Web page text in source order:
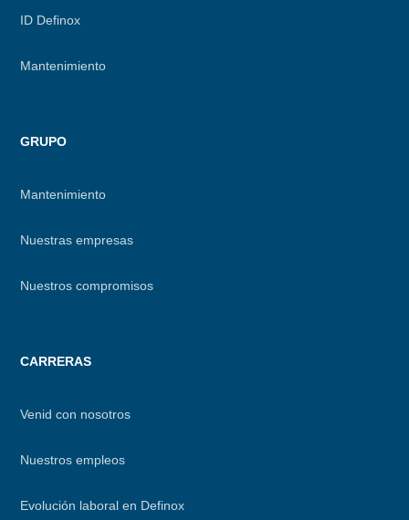
ID Definox
Mantenimiento
GRUPO
Mantenimiento
Nuestras empresas
Nuestros compromisos
CARRERAS
Venid con nosotros
Nuestros empleos
Evolución laboral en Definox